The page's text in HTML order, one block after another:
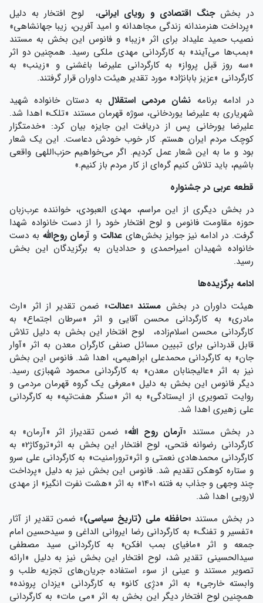
در بخشجنگ اقتصادی و رویای ایرانی، لوح افتخار به دلیل
«پرداخت هنرمندانه زندگی مجاهدانه و امید آفرین، زیبا جهانشاهی»
نصیب حمید علیداد برای اثر «زیبا» و فانوس این بخش به مستند
«بمب‌ها می‌آیند» به کارگردانی مهدی ملکی رسید. همچنین دو اثر
«سه روز قبل پرواز» به کارگردانی علیرضا باغشنی و «زینب» به
کارگردانی «عزیز بابانژاد» مورد تقدیر هیئت داوران قرار گرفتند.
در ادامه برنامه نشان مردمی استقلال به دستان خانواده شهید
شهریاری به علیرضا یوردخانی، سوژه قهرمان مستند «تلک» اهدا شد.
علیرضا یورخانی پس از دریافت این جایزه بیان کرد: «خدمتگزار
کوچک مردم ایران هستم. کار خوب خودش دعاست. این یک شعار
بود و ما به این شعار عمل کردیم. اگر می‌خواهیم حزب‌اللهی واقعی
باشیم، باید تلاش کنیم گره‌ای از کار مردم باز کنیم.»
قطعه عربی در جشنواره
در بخش دیگری از این مراسم، مهدی العبودی، خواننده عرب‌زبان
حوزه مقاومت فانوس و لوح افتخار خود را از دست خانواده شهدا
گرفت. در ادامه نیز جوایز بخش‌های عدالت و آرمان روح‌الله به دست
خانواده شهیدان امیراحمدی و حدادیان به برگزیدگان این بخش
رسید.
ادامه برگزیده‌ها
هیئت داوران در بخش مستند «عدالت» ضمن تقدیر از اثر «ارث
مادری» به کارگردانی محسن آقایی و اثر «سرطان اجتماع» به
کارگردانی محسن اسلام‌زاده، لوح افتخار این بخش به دلیل تلاش
قابل قدردانی برای تبیین مسائل صنفی کارگران معدن به اثر «آوار
جان» به کارگردانی محمدعلی ابراهیمی، اهدا شد. فانوس این بخش
نیز به اثر «عالیجنابان معدن» به کارگردانی محمود شهبازی رسید.
دیگر فانوس این بخش به دلیل «معرفی یک گروه قهرمان مردمی و
روایت تصویری از ایستادگی» به اثر «سنگر هفت‌تپه» به کارگردانی
علی زهیری اهدا شد.
در بخش مستند «آرمان روح الله» ضمن تقدیراز اثر «آرمان» به
کارگردانی رضوانه فتحی، لوح افتخار این بخش به اثر«تروکاژ2» به
کارگردانی محمدهادی نعمتی و اثر«ترورامنیت» به کارگردانی علی سرو
و ستاره کوهکن تقدیم شد. فانوس این بخش نیز به دلیل «پرداخت
چند وجهی و جذاب به فتنه 1401» به اثر «هشت نفرت انگیز» از مهدی
لارویی اهدا شد.
در بخش مستند «حافظه ملی (تاریخ سیاسی)» ضمن تقدیر از آثار
«تفسیر و تفنگ» به کارگردانی رضا ایروانی الداغی و سیدحسین امام
جمعه و اثر «مافیای بمب افکن» به کارگردانی سید مصطفی
سیدالحسینی تقدیر شد، لوح افتخار این بخش نیز به دلیل «ارائه
تصویر مستند و عینی از سوء استفاده جریان‌های تجزیه طلب و
وابسته خارجی» به اثر «دژِی کانو» به کارگردانی «یزدان پرونده»
همچنین لوح افتخار دیگر این بخش به اثر «می مات» به کارگردانی